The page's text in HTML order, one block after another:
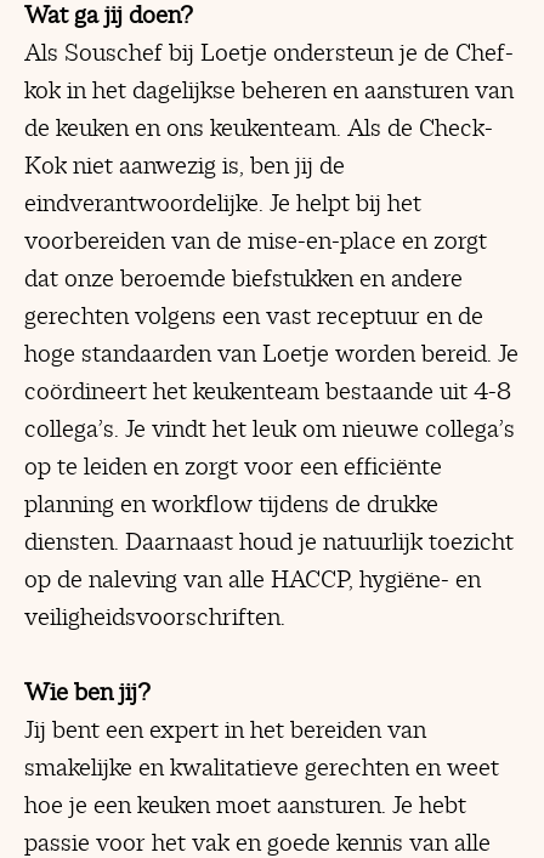
Wat ga jij doen?
Als Souschef bij Loetje ondersteun je de Chef-
kok in het dagelijkse beheren en aansturen van
de keuken en ons keukenteam. Als de Check-
Kok niet aanwezig is, ben jij de
eindverantwoordelijke. Je helpt bij het
voorbereiden van de mise-en-place en zorgt
dat onze beroemde biefstukken en andere
gerechten volgens een vast receptuur en de
hoge standaarden van Loetje worden bereid. Je
coördineert het keukenteam bestaande uit 4-8
collega’s. Je vindt het leuk om nieuwe collega’s
op te leiden en zorgt voor een efficiënte
planning en workflow tijdens de drukke
diensten. Daarnaast houd je natuurlijk toezicht
op de naleving van alle HACCP, hygiëne- en
veiligheidsvoorschriften.
Wie ben jij?
Jij bent een expert in het bereiden van
smakelijke en kwalitatieve gerechten en weet
hoe je een keuken moet aansturen. Je hebt
passie voor het vak en goede kennis van alle